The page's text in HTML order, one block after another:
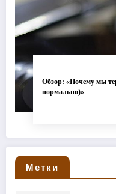
Обзор: «Почему мы
нормально)»
Метки